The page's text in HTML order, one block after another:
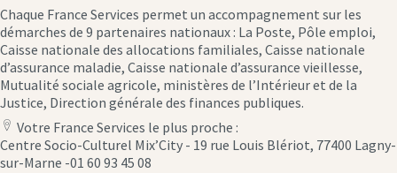
Chaque France Services permet un accompagnement sur les
démarches de 9 partenaires nationaux : La Poste, Pôle emploi,
Caisse nationale des allocations familiales, Caisse nationale
d’assurance maladie, Caisse nationale d’assurance vieillesse,
Mutualité sociale agricole, ministères de l’Intérieur et de la
Justice, Direction générale des finances publiques.
location
icon
Votre France Services le plus proche :
Centre Socio-Culturel Mix’City - 19 rue Louis Blériot, 77400 Lagny-
sur-Marne -01 60 93 45 08